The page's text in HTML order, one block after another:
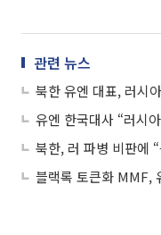
관련 뉴스
북한, 러 파병 비판에
블랙록 토큰화 MMF,